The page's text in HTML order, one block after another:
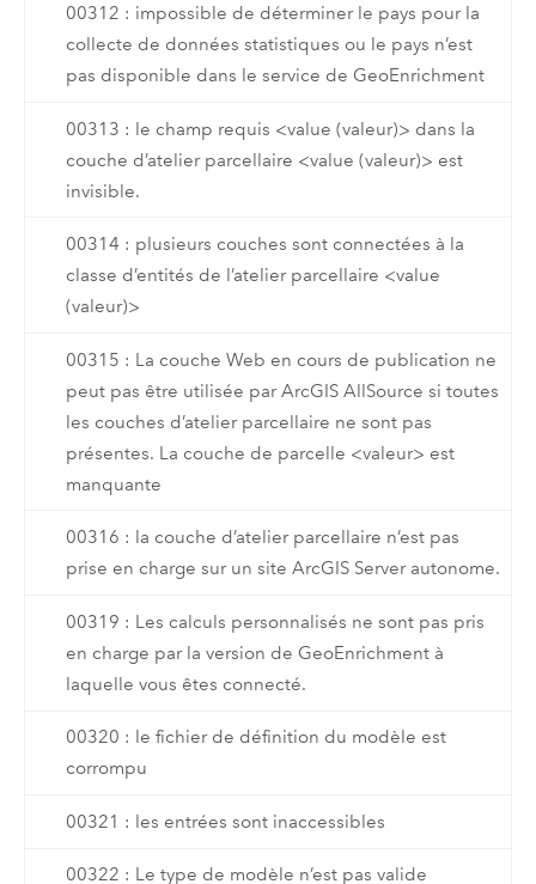
00312 : impossible de déterminer le pays pour la
collecte de données statistiques ou le pays n’est
pas disponible dans le service de GeoEnrichment
00313 : le champ requis <value (valeur)> dans la
couche d’atelier parcellaire <value (valeur)> est
invisible.
00314 : plusieurs couches sont connectées à la
classe d’entités de l’atelier parcellaire <value
(valeur)>
00315 : La couche Web en cours de publication ne
peut pas être utilisée par ArcGIS AllSource si toutes
les couches d’atelier parcellaire ne sont pas
présentes. La couche de parcelle <valeur> est
manquante
00316 : la couche d’atelier parcellaire n’est pas
prise en charge sur un site ArcGIS Server autonome.
00319 : Les calculs personnalisés ne sont pas pris
en charge par la version de GeoEnrichment à
laquelle vous êtes connecté.
00320 : le fichier de définition du modèle est
corrompu
00321 : les entrées sont inaccessibles
00322 : Le type de modèle n’est pas valide